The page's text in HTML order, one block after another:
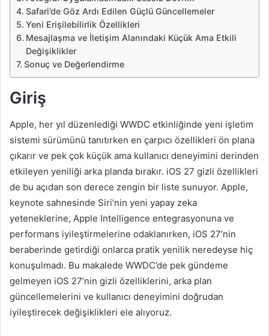
Safari’de Göz Ardı Edilen Güçlü Güncellemeler
Yeni Erişilebilirlik Özellikleri
Mesajlaşma ve İletişim Alanındaki Küçük Ama Etkili
Değişiklikler
Sonuç ve Değerlendirme
Giriş
Apple, her yıl düzenlediği WWDC etkinliğinde yeni işletim
sistemi sürümünü tanıtırken en çarpıcı özellikleri ön plana
çıkarır ve pek çok küçük ama kullanıcı deneyimini derinden
etkileyen yeniliği arka planda bırakır. iOS 27 gizli özellikleri
de bu açıdan son derece zengin bir liste sunuyor. Apple,
keynote sahnesinde Siri’nin yeni yapay zeka
yeteneklerine, Apple Intelligence entegrasyonuna ve
performans iyileştirmelerine odaklanırken, iOS 27’nin
beraberinde getirdiği onlarca pratik yenilik neredeyse hiç
konuşulmadı. Bu makalede WWDC’de pek gündeme
gelmeyen iOS 27’nin gizli özelliklerini, arka plan
güncellemelerini ve kullanıcı deneyimini doğrudan
iyileştirecek değişiklikleri ele alıyoruz.